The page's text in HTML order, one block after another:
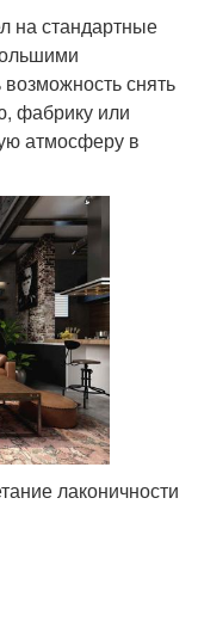
на стандартные
снять
фабрику или
атмосферу в
лаконичности